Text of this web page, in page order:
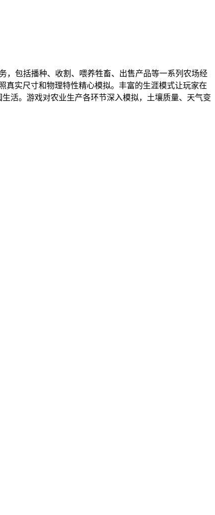
，包括播种、收割、喂养牲畜、出售产品等一系列农场经
真实尺寸和物理特性精心模拟。丰富的生涯模式让玩家在
活。游戏对农业生产各环节深入模拟，土壤质量、天气变